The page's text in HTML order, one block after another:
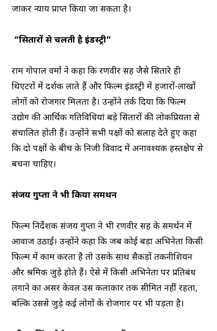
जाकर न्याय प्राप्त किया जा सकता है।
“सितारों से चलती है इंडस्ट्री”
राम गोपाल वर्मा ने कहा कि रणवीर सिंह जैसे सितारे ही
थिएटरों में दर्शक लाते हैं और फिल्म इंडस्ट्री में हजारों-लाखों
लोगों को रोजगार मिलता है। उन्होंने तर्क दिया कि फिल्म
उद्योग की आर्थिक गतिविधियां बड़े सितारों की लोकप्रियता से
संचालित होती हैं। उन्होंने सभी पक्षों को सलाह देते हुए कहा
कि दो पक्षों के बीच के निजी विवाद में अनावश्यक हस्तक्षेप से
बचना चाहिए।
संजय गुप्ता ने भी किया समर्थन
फिल्म निर्देशक संजय गुप्ता ने भी रणवीर सिंह के समर्थन में
आवाज उठाई। उन्होंने कहा कि जब कोई बड़ा अभिनेता किसी
फिल्म में काम करता है तो उसके साथ सैकड़ों तकनीशियन
और श्रमिक जुड़े होते हैं। ऐसे में किसी अभिनेता पर प्रतिबंध
लगाने का असर केवल उस कलाकार तक सीमित नहीं रहता,
बल्कि उससे जुड़े कई लोगों के रोजगार पर भी पड़ता है।